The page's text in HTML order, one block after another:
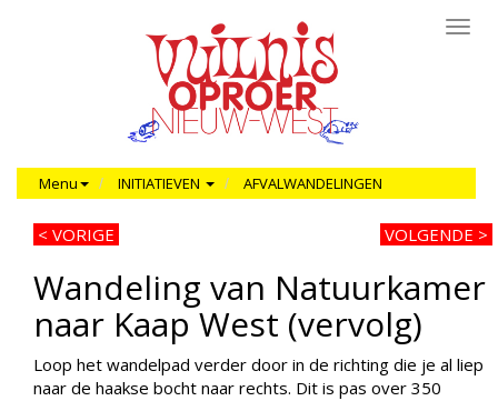
Menu INITIATIEVEN AFVALWANDELINGEN
< VORIGE VOLGENDE >
Wandeling van Natuurkamer
naar Kaap West (vervolg)
Loop het wandelpad verder door in de richting die je al liep
naar de haakse bocht naar rechts. Dit is pas over 350